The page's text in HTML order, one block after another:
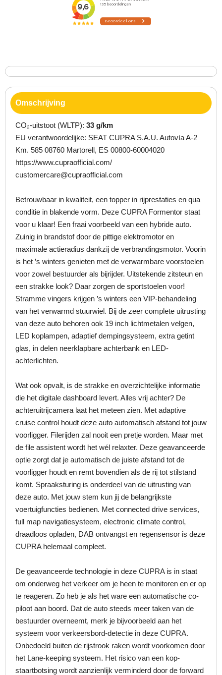
Omschrijving
CO₂-uitstoot (WLTP): 33 g/km
EU verantwoordelijke: SEAT CUPRA S.A.U. Autovía A-2
Km. 585 08760 Martorell, ES 00800-60004020
https://www.cupraofficial.com/
customercare@cupraofficial.com
Betrouwbaar in kwaliteit, een topper in rijprestaties en qua
conditie in blakende vorm. Deze CUPRA Formentor staat
voor u klaar! Een fraai voorbeeld van een hybride auto.
Zuinig in brandstof door de pittige elektromotor en
maximale actieradius dankzij de verbrandingsmotor. Voorin
is het ’s winters genieten met de verwarmbare voorstoelen
voor zowel bestuurder als bijrijder. Uitstekende zitsteun en
een strakke look? Daar zorgen de sportstoelen voor!
Stramme vingers krijgen ’s winters een VIP-behandeling
van het verwarmd stuurwiel. Bij de zeer complete uitrusting
van deze auto behoren ook 19 inch lichtmetalen velgen,
LED koplampen, adaptief dempingsysteem, extra getint
glas, in delen neerklapbare achterbank en LED-
achterlichten.
Wat ook opvalt, is de strakke en overzichtelijke informatie
die het digitale dashboard levert. Alles vrij achter? De
achteruitrijcamera laat het meteen zien. Met adaptive
cruise control houdt deze auto automatisch afstand tot jouw
voorligger. Filerijden zal nooit een pretje worden. Maar met
de file assistent wordt het wél relaxter. Deze geavanceerde
optie zorgt dat je automatisch de juiste afstand tot de
voorligger houdt en remt bovendien als de rij tot stilstand
komt. Spraaksturing is onderdeel van de uitrusting van
deze auto. Met jouw stem kun jij de belangrijkste
voertuigfuncties bedienen. Met connected drive services,
full map navigatiesysteem, electronic climate control,
draadloos opladen, DAB ontvangst en regensensor is deze
CUPRA helemaal compleet.
De geavanceerde technologie in deze CUPRA is in staat
om onderweg het verkeer om je heen te monitoren en er op
te reageren. Zo heb je als het ware een automatische co-
piloot aan boord. Dat de auto steeds meer taken van de
bestuurder overneemt, merk je bijvoorbeeld aan het
systeem voor verkeersbord-detectie in deze CUPRA.
Onbedoeld buiten de rijstrook raken wordt voorkomen door
het Lane-keeping systeem. Het risico van een kop-
staartbotsing wordt aanzienlijk verminderd door de forward